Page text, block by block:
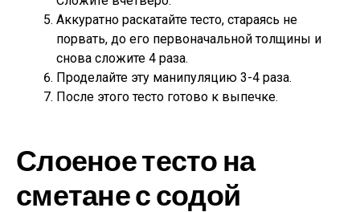
Аккуратно раскатайте тесто, стараясь не
порвать, до его первоначальной толщины и
снова сложите 4 раза.
Проделайте эту манипуляцию 3-4 раза.
После этого тесто готово к выпечке.
Слоеное тесто на
сметане с содой